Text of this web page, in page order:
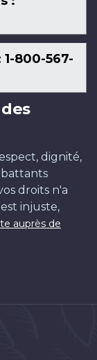
800-567-
dignité,
droits n'a
injuste,
auprès de